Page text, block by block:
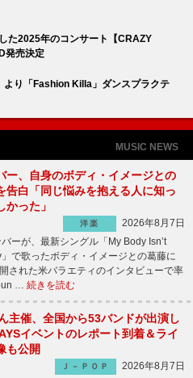
た2025年のコンサート【CRAZY
発売決定
り「Fashion Killa」ダンスプラクテ
MUSIC NEWS
ー、自身のボディ・イメージとの
告白「同じ悩みを抱える人に知っ
かった」
洋楽
2026年8月7日
ーが、最新シングル「My Body Isn’t
で歌ったボディ・イメージとの葛藤に
された米バラエティのインタビューで率
… 続きを読む
主催、全国から53バンドが出演し
イベントのレポート到着＆ライ
も公開
Ｊ－ＰＯＰ
2026年8月7日